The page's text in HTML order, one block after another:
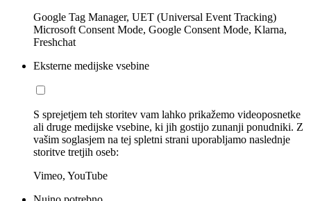
Google Tag Manager, UET (Universal Event Tracking)
Microsoft Consent Mode, Google Consent Mode, Klarna,
Freshchat
Eksterne medijske vsebine
S sprejetjem teh storitev vam lahko prikažemo videoposnetke
ali druge medijske vsebine, ki jih gostijo zunanji ponudniki. Z
vašim soglasjem na tej spletni strani uporabljamo naslednje
storitve tretjih oseb:
Vimeo, YouTube